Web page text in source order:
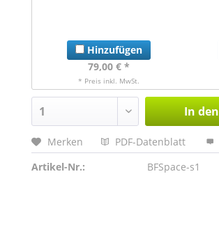
Hinzufügen
79,00 € *
* Preis inkl. MwSt.
In den
Merken PDF-Datenblatt
Artikel-Nr.:
BFSpace-s1